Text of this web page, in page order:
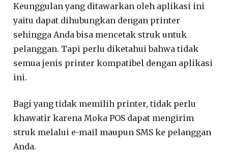
Keunggulan yang ditawarkan oleh aplikasi ini
yaitu dapat dihubungkan dengan printer
sehingga Anda bisa mencetak struk untuk
pelanggan. Tapi perlu diketahui bahwa tidak
semua jenis printer kompatibel dengan aplikasi
ini.
Bagi yang tidak memilih printer, tidak perlu
khawatir karena Moka POS dapat mengirim
struk melalui e-mail maupun SMS ke pelanggan
Anda.